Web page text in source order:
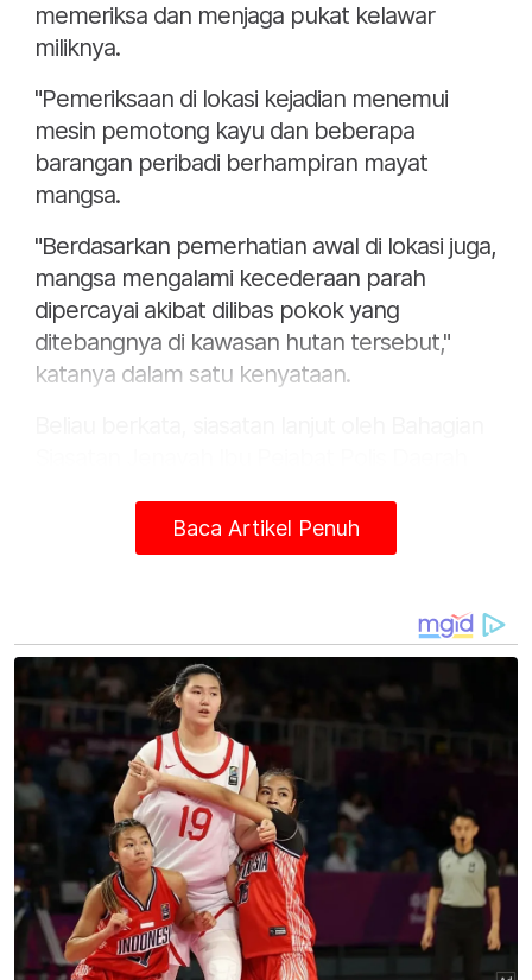
memeriksa dan menjaga pukat kelawar
miliknya.
"Pemeriksaan di lokasi kejadian menemui
mesin pemotong kayu dan beberapa
barangan peribadi berhampiran mayat
mangsa.
"Berdasarkan pemerhatian awal di lokasi juga,
mangsa mengalami kecederaan parah
dipercayai akibat dilibas pokok yang
ditebangnya di kawasan hutan tersebut,"
katanya dalam satu kenyataan.
D10 Ibu Pejabat Polis Kontinjen (IPK) Sabah
mendapati tiada unsur jenayah dikesan.
Hospital Queen Elizabeth II (HQEII) untuk
bedah siasat bagi mengenal pasti punca
sebenar kematian,” katanya.
Sammy berkata, kes setakat ini
diklasifikasikan sebagai laporan mati
mengejut (SDR) sementara menunggu
keputusan bedah siasat.
"Orang ramai dinasihatkan agar tidak
membuat sebarang spekulasi yang boleh
menganggu siasatan polis selain tidak
Baca Artikel Penuh